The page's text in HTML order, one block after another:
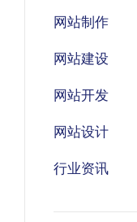
网站制作
网站建设
网站开发
网站设计
行业资讯